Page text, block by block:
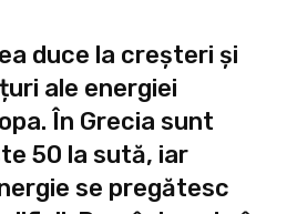
duce la creșteri și
ale energiei
În Grecia sunt
50 la sută, iar
se pregătesc